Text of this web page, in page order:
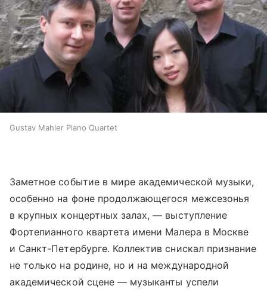
Gustav Mahler Piano Quartet
Заметное событие в мире академической музыки,
особенно на фоне продолжающегося межсезонья
в крупных концертных залах, — выступление
Фортепианного квартета имени Малера в Москве
и Санкт-Петербурге. Коллектив снискал признание
не только на родине, но и на международной
академической сцене — музыканты успели